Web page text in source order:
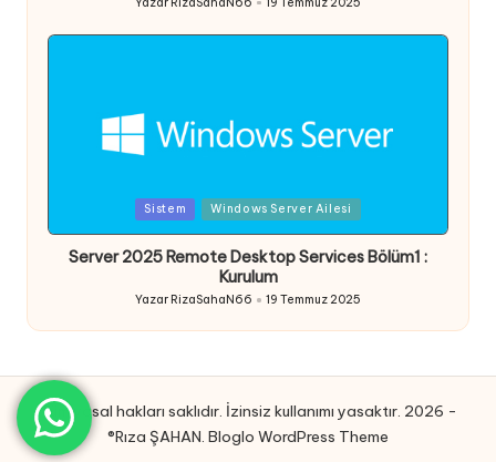
Posted
in
Sistem Windows Server Ailesi
Server 2025 Remote Desktop Services Bölüm1 :
Kurulum
Posted
by
Yazar RizaSahaN66 19 Temmuz 2025
Tüm yasal hakları saklıdır. İzinsiz kullanımı yasaktır. 2026 -
®Rıza ŞAHAN. Bloglo WordPress Theme